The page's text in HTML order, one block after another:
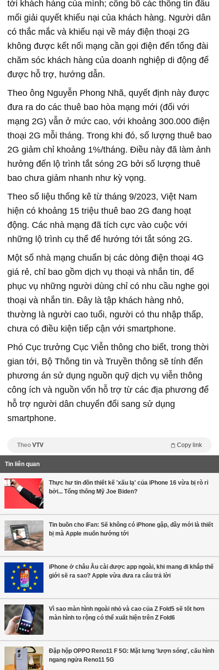
tới khách hàng của mình; công bố các thông tin đầu
mối giải quyết khiếu nại của khách hàng. Người dân
có thắc mắc và khiếu nại về máy điện thoại 2G
không được kết nối mạng cần gọi điện đến tổng đài
chăm sóc khách hàng của doanh nghiệp di động để
được hỗ trợ, hướng dẫn.
Theo ông Nguyễn Phong Nhã, quyết định này được
đưa ra do các thuê bao hòa mạng mới (đối với
mạng 2G) vẫn ở mức cao, với khoảng 300.000 điện
thoại 2G mỗi tháng. Trong khi đó, số lượng thuê bao
2G giảm chỉ khoảng 1%/tháng. Điều này đã làm ảnh
hưởng đến lộ trình tắt sóng 2G bởi số lượng thuê
bao chưa giảm nhanh như kỳ vọng.
Theo số liệu thống kê từ tháng 9/2023, Việt Nam
hiện có khoảng 15 triệu thuê bao 2G đang hoạt
động. Các nhà mạng đã tích cực vào cuộc với
những lộ trình cụ thể để hướng tới tắt sóng 2G.
Một số nhà mạng chuẩn bị các dòng điện thoại 4G
giá rẻ, chỉ bao gồm dịch vụ thoại và nhắn tin, để
phục vụ những người dùng chỉ có nhu cầu nghe gọi
thoại và nhắn tin. Đây là tập khách hàng nhỏ,
thường là người cao tuổi, người có thu nhập thấp,
chưa có điều kiện tiếp cận với smartphone.
Phó Cục trưởng Cục Viễn thông cho biết, trong thời
gian tới, Bộ Thông tin và Truyền thông sẽ tính đến
phương án sử dụng nguồn quỹ dịch vụ viễn thông
công ích và nguồn vốn hỗ trợ từ các địa phương để
hỗ trợ người dân chuyển đổi sang sử dụng
smartphone.
Theo VTV Copy link
Tin liên quan
Thực hư tin đồn thiết kế 'xấu lạ' của iPhone 16 vừa bị rò rỉ
bởi... Tổng thống Mỹ Joe Biden?
Tin buồn cho iFan: Sẽ không có iPhone gập, đây mới là thiết
bị mà Apple muốn hướng tới
iPhone ở châu Âu cài được app ngoài, khi mang đi khắp thế
giới sẽ ra sao? Apple vừa đưa ra câu trả lời
Vì sao màn hình ngoài nhỏ và cao của Z Fold5 sẽ tốt hơn
màn hình to rộng có thể xuất hiện trên Z Fold6
Đập hộp OPPO Reno11 F 5G: Mặt lưng 'lượn sóng', cấu hình
ngang ngửa Reno11 5G